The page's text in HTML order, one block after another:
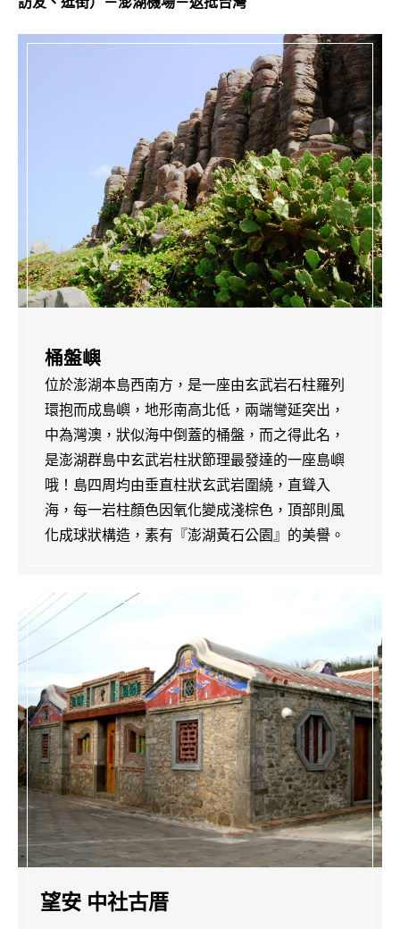
桶盤嶼
位於澎湖本島西南方，是一座由玄武岩石柱羅列
環抱而成島嶼，地形南高北低，兩端彎延突出，
中為灣澳，狀似海中倒蓋的桶盤，而之得此名，
是澎湖群島中玄武岩柱狀節理最發達的一座島嶼
哦！島四周均由垂直柱狀玄武岩圍繞，直聳入
海，每一岩柱顏色因氧化變成淺棕色，頂部則風
化成球狀構造，素有『澎湖黃石公園』的美譽。
望安 中社古厝